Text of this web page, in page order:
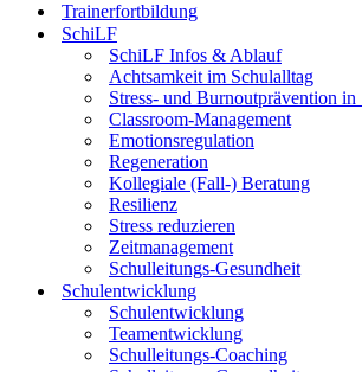
Trainerfortbildung
SchiLF
SchiLF Infos & Ablauf
Achtsamkeit im Schulalltag
Stress- und Burnoutprävention in
Classroom-Management
Emotionsregulation
Regeneration
Kollegiale (Fall-) Beratung
Resilienz
Stress reduzieren
Zeitmanagement
Schulleitungs-Gesundheit
Schulentwicklung
Schulentwicklung
Teamentwicklung
Schulleitungs-Coaching